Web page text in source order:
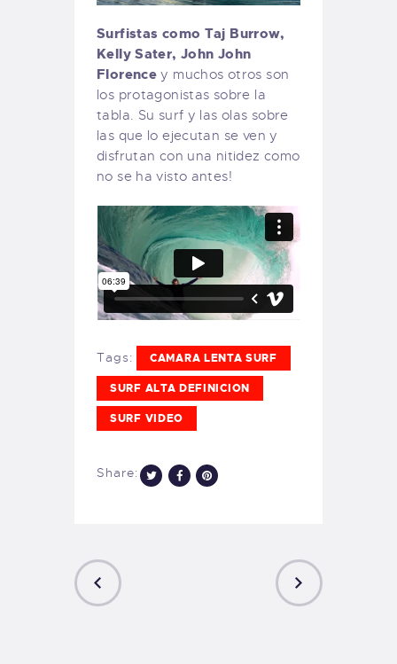
Surfistas como Taj Burrow,
Kelly Sater, John John
Florence y muchos otros son
los protagonistas sobre la
tabla. Su surf y las olas sobre
las que lo ejecutan se ven y
disfrutan con una nitidez como
no se ha visto antes!
Tags: CAMARA LENTA SURF
SURF ALTA DEFINICION
SURF VIDEO
Share: